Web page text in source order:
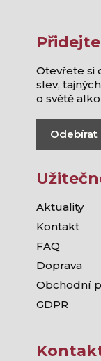
Otevřete si
slev,
o světě
Odebírat
Aktuality
Kontakt
FAQ
Doprava
Obchodní
GDPR